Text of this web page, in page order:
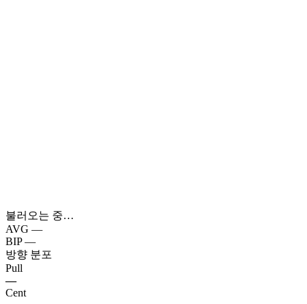
불러오는 중…
AVG —
BIP —
방향 분포
Pull
—
Cent